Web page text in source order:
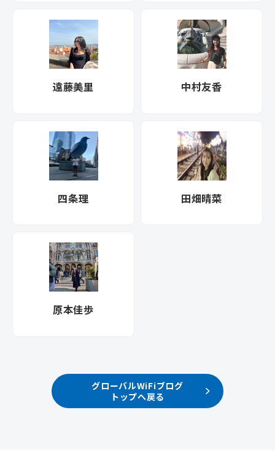
遠藤美里 中村友香
四条理 田畑晴菜
原本佳歩
グローバルWiFiブログ
トップへ戻る